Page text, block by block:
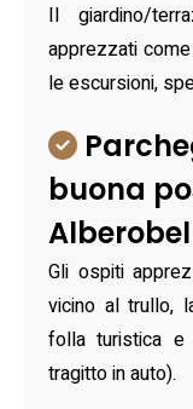
Il giardino/
apprezzati
le escursioni,
buona
Gli ospiti
vicino al trullo,
folla turistica e
tragitto in auto).